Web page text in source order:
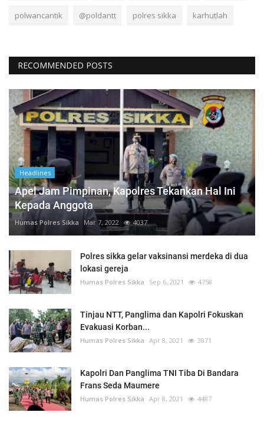
polwancantik @poldantt polres sikka karhutlah
RECOMMENDED POSTS
Headlines
Apel Jam Pimpinan, Kapolres Tekankan Hal Ini
Kepada Anggota
Humas Polres Sikka Mar 7, 2022 4037
Polres sikka gelar vaksinansi merdeka di dua
lokasi gereja
Humas Polres Sikka Sep 6, 2021 4758
Tinjau NTT, Panglima dan Kapolri Fokuskan
Evakuasi Korban...
Humas Polres Sikka Apr 8, 2021 3871
Kapolri Dan Panglima TNI Tiba Di Bandara
Frans Seda Maumere
Humas Polres Sikka Apr 8, 2021 4487